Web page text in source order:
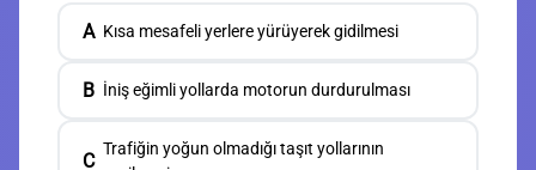
A Kısa mesafeli yerlere yürüyerek gidilmesi
B İniş eğimli yollarda motorun durdurulması
C
Trafiğin yoğun olmadığı taşıt yollarının